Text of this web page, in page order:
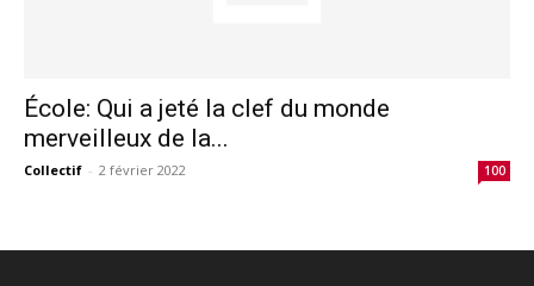
École: Qui a jeté la clef du monde
merveilleux de la...
Collectif - 2 février 2022 100